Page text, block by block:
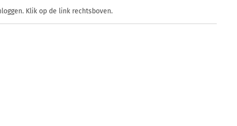
Klik op de link rechtsboven.